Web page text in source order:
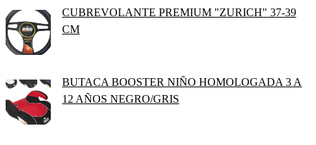
CUBREVOLANTE PREMIUM "ZURICH" 37-39
CM
BUTACA BOOSTER NIÑO HOMOLOGADA 3 A
12 AÑOS NEGRO/GRIS